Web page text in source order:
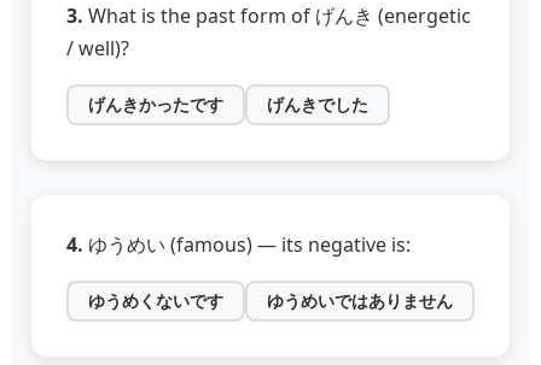
3. What is the past form of げんき (energetic
/ well)?
げんきかったです げんきでした
4. ゆうめい (famous) — its negative is:
ゆうめくないです ゆうめいではありません